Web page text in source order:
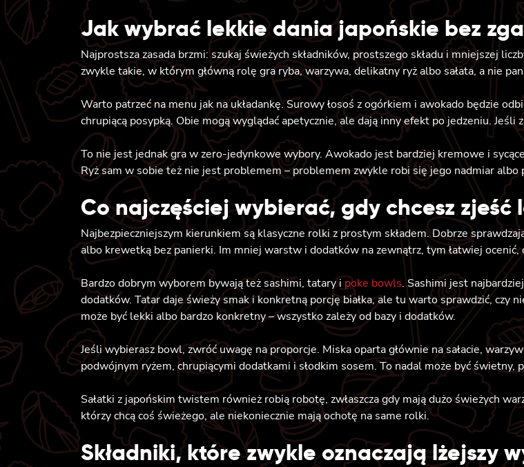
Jak wybrać lekkie dania japońskie bez
Najprostsza zasada brzmi: szukaj świeżych składników, prostszego składu i mniejszej
zwykle takie, w którym główną rolę gra ryba, warzywa, delikatny ryż albo sałata, a nie
Warto patrzeć na menu jak na układankę. Surowy łosoś z ogórkiem i awokado będzie
chrupiącą posypką. Obie mogą wyglądać apetycznie, ale dają inny efekt po jedzeniu.
To nie jest jednak gra w zero-jedynkowe wybory. Awokado jest bardziej kremowe i
Ryż sam w sobie też nie jest problemem – problemem zwykle robi się jego nadmiar albo
Co najczęściej wybierać, gdy chcesz zjeść
Najbezpieczniejszym kierunkiem są klasyczne rolki z prostym składem. Dobrze
albo krewetką bez panierki. Im mniej warstw i dodatków na zewnątrz, tym łatwiej ocenić,
Bardzo dobrym wyborem bywają też sashimi, tatary i poke bowls. Sashimi jest
dodatków. Tatar daje świeży smak i konkretną porcję białka, ale tu warto sprawdzić, czy
może być lekki albo bardzo konkretny – wszystko zależy od bazy i dodatków.
Jeśli wybierasz bowl, zwróć uwagę na proporcje. Miska oparta głównie na sałacie,
podwójnym ryżem, chrupiącymi dodatkami i słodkim sosem. To nadal może być świetny,
Sałatki z japońskim twistem również robią robotę, zwłaszcza gdy mają dużo świeżych
którzy chcą coś świeżego, ale niekoniecznie mają ochotę na same rolki.
Składniki, które zwykle oznaczają lżejszy